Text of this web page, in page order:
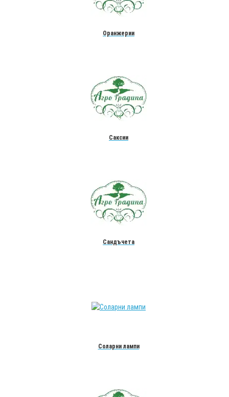
Оранжерии
Саксии
Сандъчета
Соларни лампи